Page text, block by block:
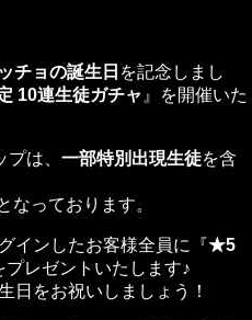
チョの誕生日 を記念しまし
10連生徒ガチャ 』を開催いた
は、 一部特別出現生徒を含
なっております。
インしたお客様全員に『★5
プレゼントいたします♪
日をお祝いしましょう！